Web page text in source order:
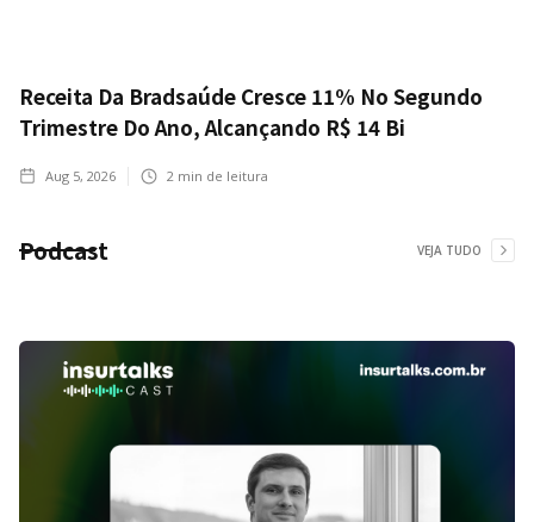
Receita Da Bradsaúde Cresce 11% No Segundo
Trimestre Do Ano, Alcançando R$ 14 Bi
Aug 5, 2026 2 min de leitura
Podcast VEJA TUDO